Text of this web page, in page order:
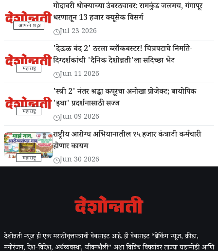
आपले शहर
गोदावरी धोक्याच्या उंबरठ्यावर; रामकुंड जलमय, गंगापूर
धरणातून 13 हजार क्यूसेक विसर्ग
Jul 23 2026
महाराष्ट्र
'देऊळ बंद 2' ठरला ब्लॉकबस्टर! चित्रपटाचे निर्माते-
दिग्दर्शकांची 'दैनिक देशोन्नती'ला सदिच्छा भेट
Jun 11 2026
महाराष्ट्र
'स्त्री 2' नंतर श्रद्धा कपूरचा अनोखा प्रोजेक्ट; बायोपिक
'इथा' प्रदर्शनासाठी सज्ज
Jun 09 2026
महाराष्ट्र
राष्ट्रीय आरोग्य अभियानातील १५ हजार कंत्राटी कर्मचारी
होणार कायम
Jun 30 2026
देशोन्नती न्यूज ही एक मराठी वृत्तपत्राची वेबसाइट आहे. ही वेबसाइट “ब्रेकिंग न्यूज, क्रीडा,
मनोरंजन, देश-विदेश, अर्थव्यवस्था, जीवनशैली” अशा विविध विषयांवर ताज्या घडामोडी आणि